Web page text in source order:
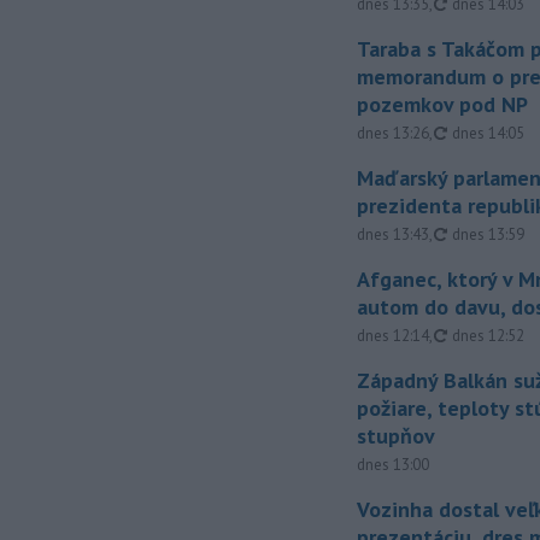
dnes 13:35, dnes 14:03
Taraba s Takáčom
memorandum o
pozemkov pod NP
dnes 13:26, aktualizované
dnes 14:05
Maďarský
prezidenta
dnes 13:43, aktualizované
dnes 13:59
Afganec, ktorý v
autom do davu,
dnes 12:14, aktualizované
dnes 12:52
Západný Balkán
požiare, teploty
stupňov
dnes 13:00
Vozinha dostal